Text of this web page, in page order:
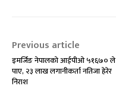
Previous article
इमर्जिङ नेपालको आईपीओ ५१६७० ले
पाए, २३ लाख लगानीकर्ता नतिजा हेरेर
निराश